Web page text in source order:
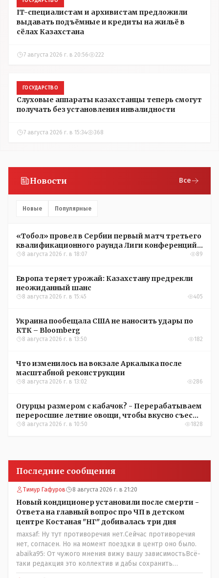
IT-специалистам и архивистам предложили
выдавать подъёмные и кредиты на жильё в
сёлах Казахстана
7 августа 2026 г. в 20:56 222
ГОСУДАРСТВО
Слуховые аппараты казахстанцы теперь смогут
получать без установления инвалидности
7 августа 2026 г. в 15:34 368
Новости Все
Новые Популярные
«Тобол» провел в Сербии первый матч третьего
квалификационного раунда Лиги конференций
УЕФА
8 августа 2026 г. в 18:07 89
Европа теряет урожай: Казахстану предрекли
неожиданный шанс
8 августа 2026 г. в 15:45 405
Украина пообещала США не наносить удары по
КТК – Bloomberg
8 августа 2026 г. в 13:50 182
Что изменилось на вокзале Аркалыка после
масштабной реконструкции
8 августа 2026 г. в 13:02 286
Огурцы размером с кабачок? - Перерабатываем
переросшие летние овощи, чтобы вкусно съесть
зимой
8 августа 2026 г. в 10:50 1828
Последние сообщения
Тимур Гафуров 8 августа 2026 г. в 21:20
Новый кондиционер установили после смерти -
Ответа на главный вопрос про ЧП в детском
центре Костаная "НГ" добивалась три дня
maxsaf: Ну тут противоречия нет.Сейчас противоречия
нет, согласен. Но на момент поездки в центр оно было.
abaika95: От чужого мнения вижу вашу зависимостьВсё-
таки редакция это коллектив и дабы сохранить
профессиональное лицо можно было бы и указать